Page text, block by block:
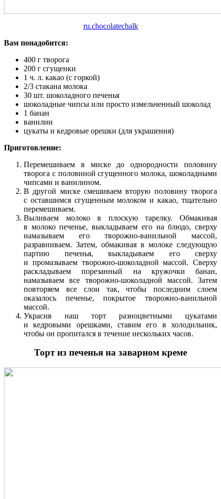
ru.chocolatechalk
Вам понадобится:
400 г творога
200 г сгущенки
1 ч. л. какао (с горкой)
2/3 стакана молока
30 шт. шоколадного печенья
шоколадные чипсы или просто измельченный шоколад
1 банан
ванилин
цукаты и кедровые орешки (для украшения)
Приготовление:
Перемешиваем в миске до однородности половину
творога с половиной сгущенного молока, шоколадными
чипсами и ванилином.
В другой миске смешиваем вторую половину творога
с оставшимся сгущенным молоком и какао, тщательно
перемешиваем.
Выливаем молоко в плоскую тарелку. Обмакивая
в молоко печенье, выкладываем его на блюдо, сверху
намазываем его творожно-ванильной массой,
разравниваем. Затем, обмакивая в молоке следующую
партию печенья, выкладываем его сверху
и промазываем творожно-шоколадной массой. Сверху
раскладываем порезанный на кружочки банан,
намазываем все творожно-шоколадной массой. Затем
повторяем все слои так, чтобы последним слоем
оказалось печенье, покрытое творожно-ванильной
массой.
Украсив наш торт разноцветными цукатами
и кедровыми орешками, ставим его в холодильник,
чтобы он пропитался в течение нескольких часов.
Торт из печенья на заварном креме